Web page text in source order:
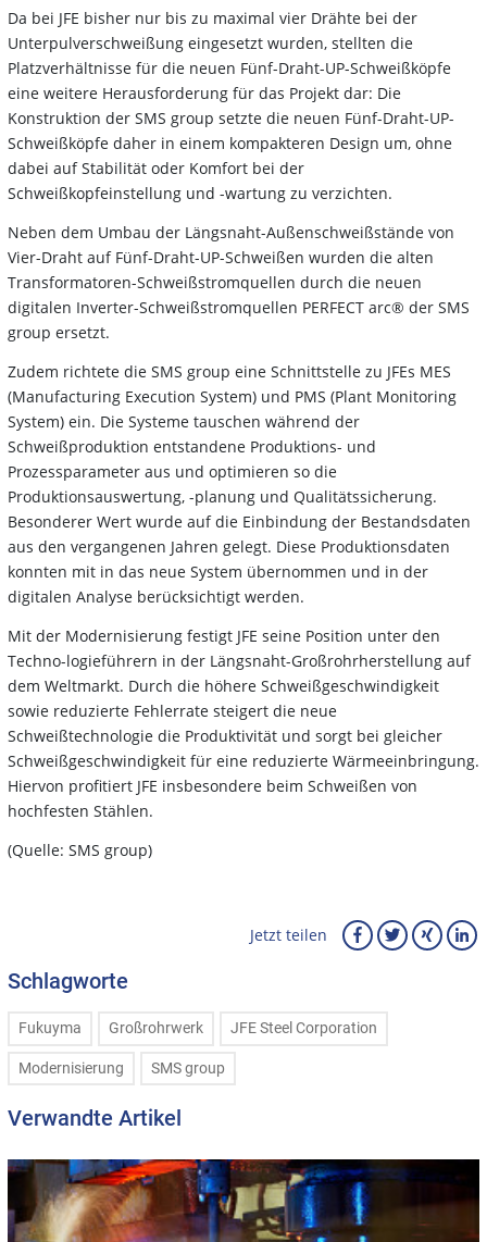
Da bei JFE bisher nur bis zu maximal vier Drähte bei der
Unterpulverschweißung eingesetzt wurden, stellten die
Platzverhältnisse für die neuen Fünf-Draht-UP-Schweißköpfe
eine weitere Herausforderung für das Projekt dar: Die
Konstruktion der SMS group setzte die neuen Fünf-Draht-UP-
Schweißköpfe daher in einem kompakteren Design um, ohne
dabei auf Stabilität oder Komfort bei der
Schweißkopfeinstellung und -wartung zu verzichten.
Neben dem Umbau der Längsnaht-Außenschweißstände von
Vier-Draht auf Fünf-Draht-UP-Schweißen wurden die alten
Transformatoren-Schweißstromquellen durch die neuen
digitalen Inverter-Schweißstromquellen PERFECT arc® der SMS
group ersetzt.
Zudem richtete die SMS group eine Schnittstelle zu JFEs MES
(Manufacturing Execution System) und PMS (Plant Monitoring
System) ein. Die Systeme tauschen während der
Schweißproduktion entstandene Produktions- und
Prozessparameter aus und optimieren so die
Produktionsauswertung, -planung und Qualitätssicherung.
Besonderer Wert wurde auf die Einbindung der Bestandsdaten
aus den vergangenen Jahren gelegt. Diese Produktionsdaten
konnten mit in das neue System übernommen und in der
digitalen Analyse berücksichtigt werden.
Mit der Modernisierung festigt JFE seine Position unter den
Techno-logieführern in der Längsnaht-Großrohrherstellung auf
dem Weltmarkt. Durch die höhere Schweißgeschwindigkeit
sowie reduzierte Fehlerrate steigert die neue
Schweißtechnologie die Produktivität und sorgt bei gleicher
Schweißgeschwindigkeit für eine reduzierte Wärmeeinbringung.
Hiervon profitiert JFE insbesondere beim Schweißen von
hochfesten Stählen.
(Quelle: SMS group)
Jetzt teilen
Schlagworte
Fukuyma Großrohrwerk JFE Steel Corporation
Modernisierung SMS group
Verwandte Artikel